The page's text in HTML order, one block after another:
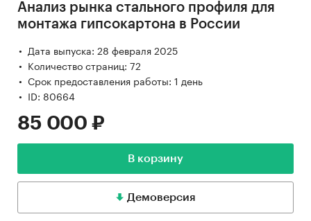
Анализ рынка стального профиля для
монтажа гипсокартона в России
Дата выпуска: 28 февраля 2025
Количество страниц: 72
Срок предоставления работы: 1 день
ID: 80664
85 000 ₽
В корзину
Демоверсия